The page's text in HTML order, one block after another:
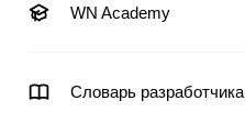
WN Academy
Словарь разработчика